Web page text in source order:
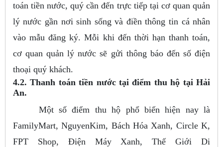
toán tiền nước, quý cần đến trực tiếp tại cơ quan quản
lý nước gần nơi sinh sống và điền thông tin cá nhân
vào mẫu đăng ký. Mỗi khi đến thời hạn thanh toán,
cơ quan quản lý nước sẽ gửi thông báo đến số điện
thoại quý khách.
4.2. Thanh toán tiền nước tại điểm thu hộ tại Hải
An.
Một số điểm thu hộ phổ biến hiện nay là
FamilyMart, NguyenKim, Bách Hóa Xanh, Circle K,
FPT Shop, Điện Máy Xanh, Thế Giới Di